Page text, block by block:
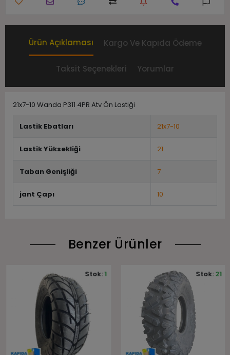
Ürün Açıklaması Kargo Ve Kapıda Ödeme
Taksit Seçenekleri Yorumlar
21x7-10 Wanda P311 4PR Atv Ön Lastiği
Lastik Ebatları 21x7-10
Lastik Yüksekliği 21
Taban Genişliği 7
jant Çapı 10
Benzer Ürünler
Stok:1 Stok:21